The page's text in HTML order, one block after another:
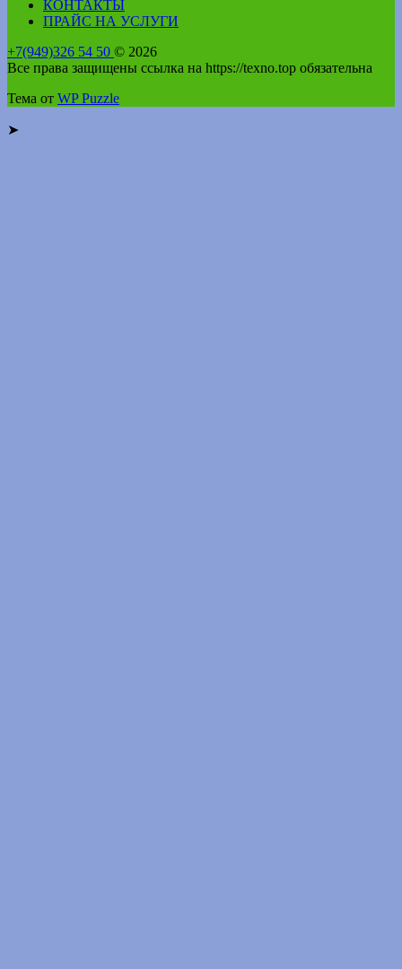
КОНТАКТЫ
ПРАЙС НА УСЛУГИ
+7(949)326 54 50 © 2026
Все права защищены ссылка на https://texno.top обязательна
Тема от WP Puzzle
➤